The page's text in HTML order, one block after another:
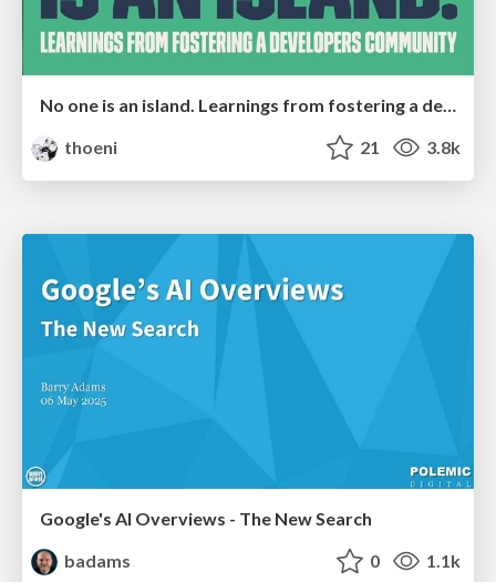
No one is an island. Learnings from fostering a developers community.
thoeni
21 3.8k
Google's AI Overviews - The New Search
badams
0 1.1k